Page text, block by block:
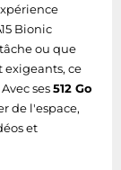
Bionic
ou que
ce
ses512 Go
de l'espace,
et